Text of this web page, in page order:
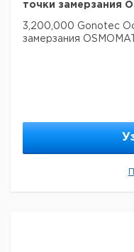
точки замерзания
3,200,000 Gonotec
замерзания